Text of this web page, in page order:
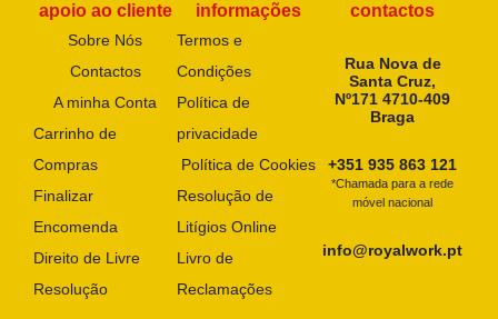
apoio ao cliente
Sobre Nós
Contactos
A minha Conta
Carrinho de
Compras
Finalizar
Encomenda
Direito de Livre
Resolução
informações
Termos e
Condições
Política de
privacidade
Política de Cookies
Resolução de
Litígios Online
Livro de
Reclamações
contactos
Rua Nova de
Santa Cruz,
Nº171 4710-409
Braga
+351 935 863 121
*Chamada para a rede
móvel nacional
info@royalwork.pt